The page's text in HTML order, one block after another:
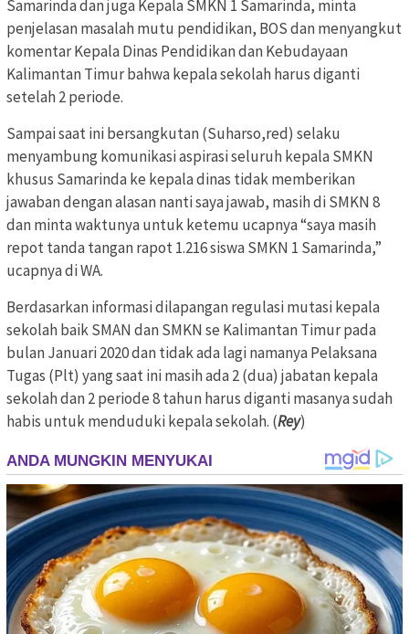
Samarinda dan juga Kepala SMKN 1 Samarinda, minta
penjelasan masalah mutu pendidikan, BOS dan menyangkut
komentar Kepala Dinas Pendidikan dan Kebudayaan
Kalimantan Timur bahwa kepala sekolah harus diganti
setelah 2 periode.
Sampai saat ini bersangkutan (Suharso,red) selaku
menyambung komunikasi aspirasi seluruh kepala SMKN
khusus Samarinda ke kepala dinas tidak memberikan
jawaban dengan alasan nanti saya jawab, masih di SMKN 8
dan minta waktunya untuk ketemu ucapnya “saya masih
repot tanda tangan rapot 1.216 siswa SMKN 1 Samarinda,”
ucapnya di WA.
Berdasarkan informasi dilapangan regulasi mutasi kepala
sekolah baik SMAN dan SMKN se Kalimantan Timur pada
bulan Januari 2020 dan tidak ada lagi namanya Pelaksana
Tugas (Plt) yang saat ini masih ada 2 (dua) jabatan kepala
sekolah dan 2 periode 8 tahun harus diganti masanya sudah
habis untuk menduduki kepala sekolah. (Rey)